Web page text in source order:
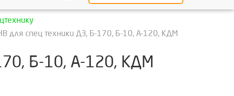
для спец техники ДЗ, Б-170, Б-10, А-120, КДМ
Б-10, А-120, КДМ